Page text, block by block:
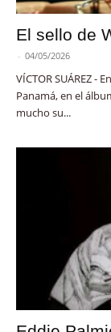
El sello de
- 04/05/2026
VÍCTOR SUÁREZ -
Panamá, en el
mucho su...